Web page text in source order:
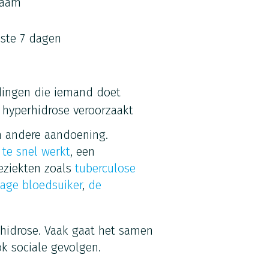
7 dagen
die iemand doet
veroorzaakt
aandoening.
snel werkt, een
zoals tuberculose
bloedsuiker, de
Vaak gaat het samen
sociale gevolgen.